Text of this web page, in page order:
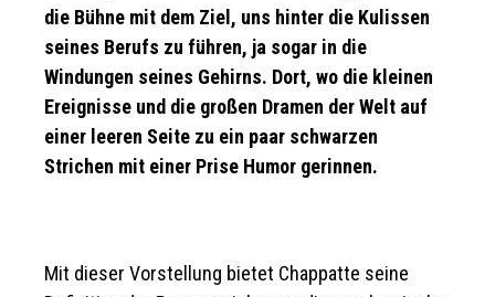
die Bühne mit dem Ziel, uns hinter die Kulissen
seines Berufs zu führen, ja sogar in die
Windungen seines Gehirns. Dort, wo die kleinen
Ereignisse und die großen Dramen der Welt auf
einer leeren Seite zu ein paar schwarzen
Strichen mit einer Prise Humor gerinnen.
Mit dieser Vorstellung bietet Chappatte seine